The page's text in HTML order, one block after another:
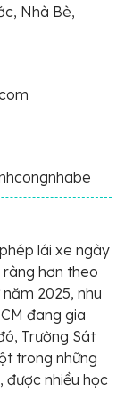
Nhà Bè,
lái xe ngày
hơn theo
2025, nhu
đang gia
Trường Sát
trong những
nhiều học